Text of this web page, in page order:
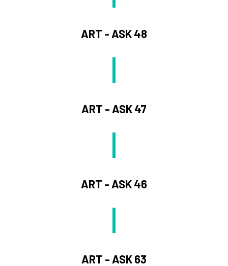
ART - ASK 48
ART - ASK 47
ART - ASK 46
ART - ASK 63